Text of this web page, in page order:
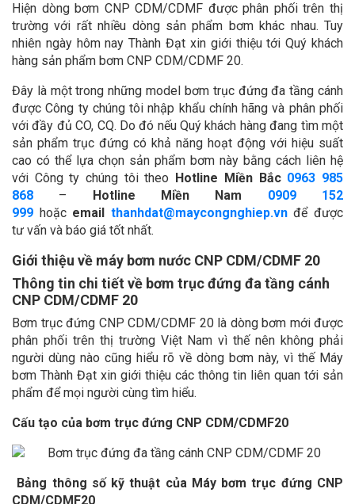
Hiện dòng bơm CNP CDM/CDMF được phân phối trên thị
trường với rất nhiều dòng sản phẩm bơm khác nhau. Tuy
nhiên ngày hôm nay Thành Đạt xin giới thiệu tới Quý khách
hàng sản phẩm bơm CNP CDM/CDMF 20.
Đây là một trong những model bơm trục đứng đa tầng cánh
được Công ty chúng tôi nhập khẩu chính hãng và phân phối
với đầy đủ CO, CQ. Do đó nếu Quý khách hàng đang tìm một
sản phẩm trục đứng có khả năng hoạt động với hiệu suất
cao có thể lựa chọn sản phẩm bơm này bằng cách liên hệ
với Công ty chúng tôi theo
Hotline Miền Bắc 0963 985
868 – Hotline Miền Nam
0909 152
999 hoặc email thanhdat@maycongnghiep.vnđể được
tư vấn và báo giá tốt nhất.
Giới thiệu về máy bơm nước CNP CDM/CDMF 20
Thông tin chi tiết về bơm trục đứng đa tầng cánh
CNP CDM/CDMF 20
Bơm trục đứng CNP CDM/CDMF 20 là dòng bơm mới được
phân phối trên thị trường Việt Nam vì thế nên không phải
người dùng nào cũng hiểu rõ về dòng bơm này, vì thế Máy
bơm Thành Đạt xin giới thiệu các thông tin liên quan tới sản
phẩm để mọi người cùng tìm hiểu.
Cấu tạo của bơm trục đứng CNP CDM/CDMF20
Bảng thông số kỹ thuật của Máy bơm trục đứng CNP
CDM/CDMF20